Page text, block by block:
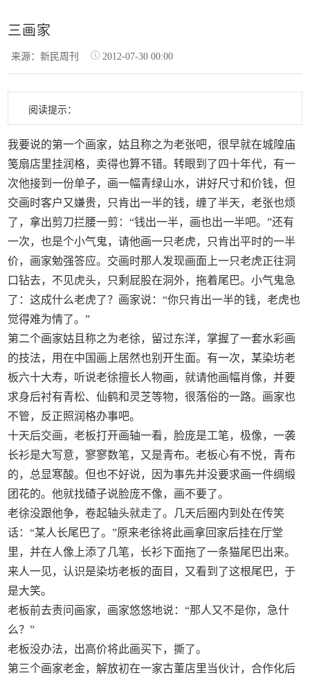
三画家
来源：新民周刊 2012-07-30 00:00
阅读提示：
我要说的第一个画家，姑且称之为老张吧，很早就在城隍庙
笺扇店里挂润格，卖得也算不错。转眼到了四十年代，有一
次他接到一份单子，画一幅青绿山水，讲好尺寸和价钱，但
交画时客户又嫌贵，只肯出一半的钱，缠了半天，老张也烦
了，拿出剪刀拦腰一剪：“钱出一半，画也出一半吧。”还有
一次，也是个小气鬼，请他画一只老虎，只肯出平时的一半
价，画家勉强答应。交画时那人发现画面上一只老虎正往洞
口钻去，不见虎头，只剩屁股在洞外，拖着尾巴。小气鬼急
了：这成什么老虎了？画家说：“你只肯出一半的钱，老虎也
觉得难为情了。”
第二个画家姑且称之为老徐，留过东洋，掌握了一套水彩画
的技法，用在中国画上居然也别开生面。有一次，某染坊老
板六十大寿，听说老徐擅长人物画，就请他画幅肖像，并要
求身后衬有青松、仙鹤和灵芝等物，很落俗的一路。画家也
不管，反正照润格办事吧。
十天后交画，老板打开画轴一看，脸庞是工笔，极像，一袭
长衫是大写意，寥寥数笔，又是青布。老板心有不悦，青布
的，总显寒酸。但也不好说，因为事先并没要求画一件绸缎
团花的。他就找碴子说脸庞不像，画不要了。
老徐没跟他争，卷起轴头就走了。几天后圈内到处在传笑
话：“某人长尾巴了。”原来老徐将此画拿回家后挂在厅堂
里，并在人像上添了几笔，长衫下面拖了一条猫尾巴出来。
来人一见，认识是染坊老板的面目，又看到了这根尾巴，于
是大笑。
老板前去责问画家，画家悠悠地说：“那人又不是你，急什
么？”
老板没办法，出高价将此画买下，撕了。
第三个画家老金，解放初在一家古董店里当伙计，合作化后